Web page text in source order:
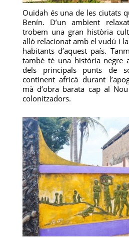
Ouidah és una de les ciutats
Benín. D’un ambient
trobem una gran història
allò relacionat amb el vudú i
habitants d’aquest país.
també té una història negre
dels principals punts de
continent africà durant
mà d’obra barata cap al
colonitzadors.